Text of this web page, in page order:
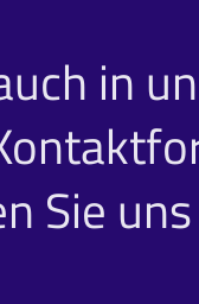
in
Sie